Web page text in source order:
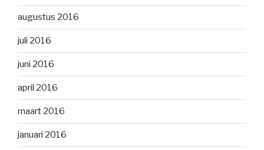
augustus 2016
juli 2016
juni 2016
april 2016
maart 2016
januari 2016